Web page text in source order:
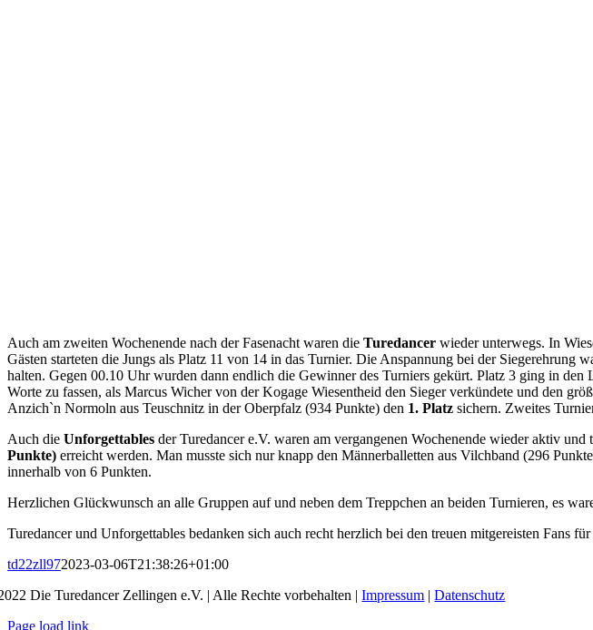
Auch am zweiten Wochenende nach der Fasenacht waren die Turedancer wieder unterwegs. In
Gästen starteten die Jungs als Platz 11 von 14 in das Turnier. Die Anspannung bei der
halten. Gegen 00.10 Uhr wurden dann endlich die Gewinner des Turniers gekürt. Platz 3 ging in
Worte zu fassen, als Marcus Wicher von der Kogage Wiesentheid den Sieger verkündete und den
Anzich`n Normoln aus Teuschnitz in der Oberpfalz (934 Punkte) den 1. Platz sichern. Zweites
Auch die Unforgettables der Turedancer e.V. waren am vergangenen Wochenende wieder aktiv
Punkte) erreicht werden. Man musste sich nur knapp den Männerballetten aus Vilchband (296
innerhalb von 6 Punkten.
Herzlichen Glückwunsch an alle Gruppen auf und neben dem Treppchen an beiden Turnieren, es
Turedancer und Unforgettables bedanken sich auch recht herzlich bei den treuen mitgereisten Fans
td22zll972023-03-06T21:38:26+01:00
Die Turedancer Zellingen e.V. | Alle Rechte vorbehalten |Impressum |Datenschutz
Page load link